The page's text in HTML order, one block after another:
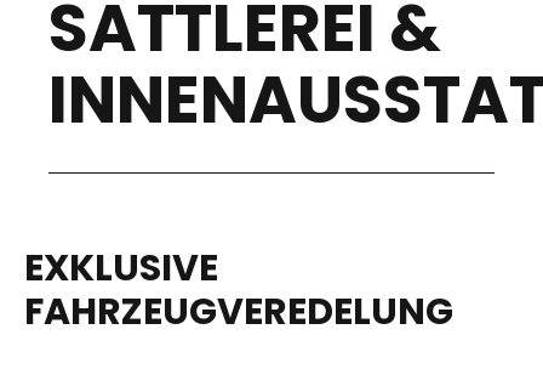
SATTLEREI &
EXKLUSIVE
FAHRZEUGVEREDELUNG